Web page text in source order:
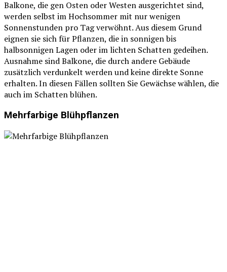
Balkone, die gen Osten oder Westen ausgerichtet sind,
werden selbst im Hochsommer mit nur wenigen
Sonnenstunden pro Tag verwöhnt. Aus diesem Grund
eignen sie sich für Pflanzen, die in sonnigen bis
halbsonnigen Lagen oder im lichten Schatten gedeihen.
Ausnahme sind Balkone, die durch andere Gebäude
zusätzlich verdunkelt werden und keine direkte Sonne
erhalten. In diesen Fällen sollten Sie Gewächse wählen, die
auch im Schatten blühen.
Mehrfarbige Blühpflanzen